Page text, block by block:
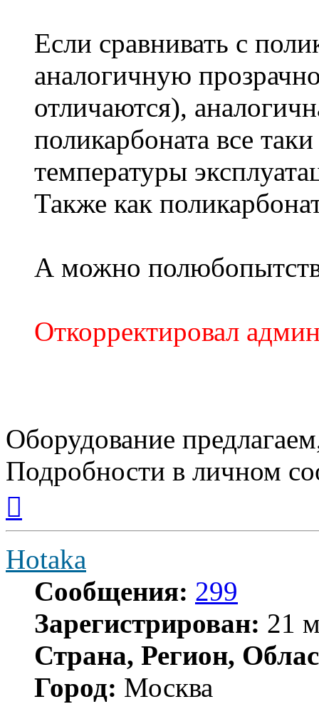
Если сравнивать с
аналогичную
отличаются),
поликарбоната все
температуры
Также как
А можно
Откорректировал
Оборудование
Подробности в личном
началу
Hotaka
Сообщения: 299
Зарегистрирован: 21
Страна, Регион,
Город: Москва